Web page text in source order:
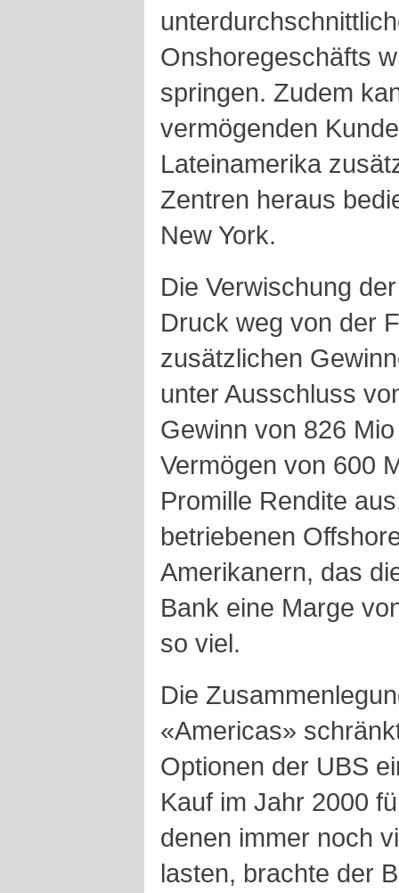
Onshoregeschäfts
springen. Zudem
vermögenden
Lateinamerika
Zentren heraus
New York.
Die Verwischung
Druck weg von der
zusätzlichen
unter Ausschluss
Gewinn von 826
Vermögen von 600
Promille Rendite
betriebenen
Amerikanern, das
Bank eine Marge
so viel.
Die
«Americas»
Optionen der UBS
Kauf im Jahr 2000
denen immer noch
lasten, brachte der